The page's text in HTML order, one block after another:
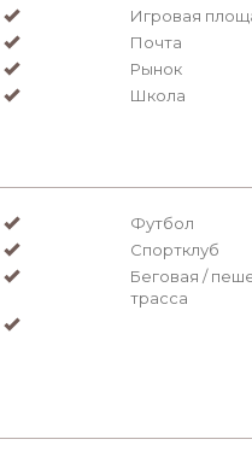
Игровая
Почта
Рынок
Школа
Футбол
Спортклуб
Беговая /
трасса